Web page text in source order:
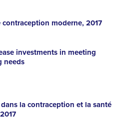
moderne, 2017
investments in meeting
needs
la contraception et la santé